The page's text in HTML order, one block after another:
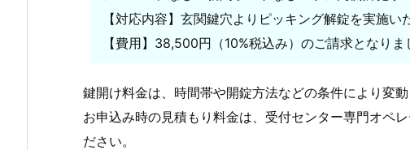
シ
ン
関
ド
ア
【対応内容】玄関鍵穴よりピッキング解錠を実施い
【費用】38,500円（10%税込み）のご請求となりま
鍵開け料金は、時間帯や開錠方法などの条件により変動
お申込み時の見積もり料金は、受付センター専門オペ
ださい。